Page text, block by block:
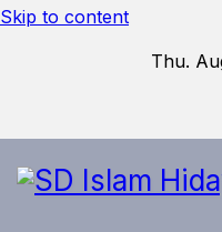
Skip to content
Thu.